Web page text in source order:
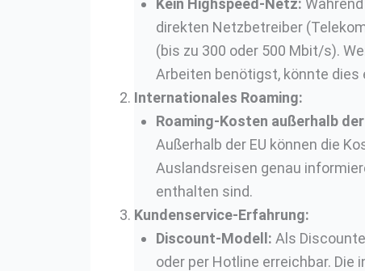
Kein Highspeed-Netz:
direkten Netzbetreiber
(bis zu 300 oder 500 Mbit/s).
Arbeiten benötigst, könnte dies
Internationales Roaming:
Roaming-Kosten außerhalb der
Außerhalb der EU können die
Auslandsreisen genau
enthalten sind.
Kundenservice-Erfahrung:
Discount-Modell: Als
oder per Hotline erreichbar.